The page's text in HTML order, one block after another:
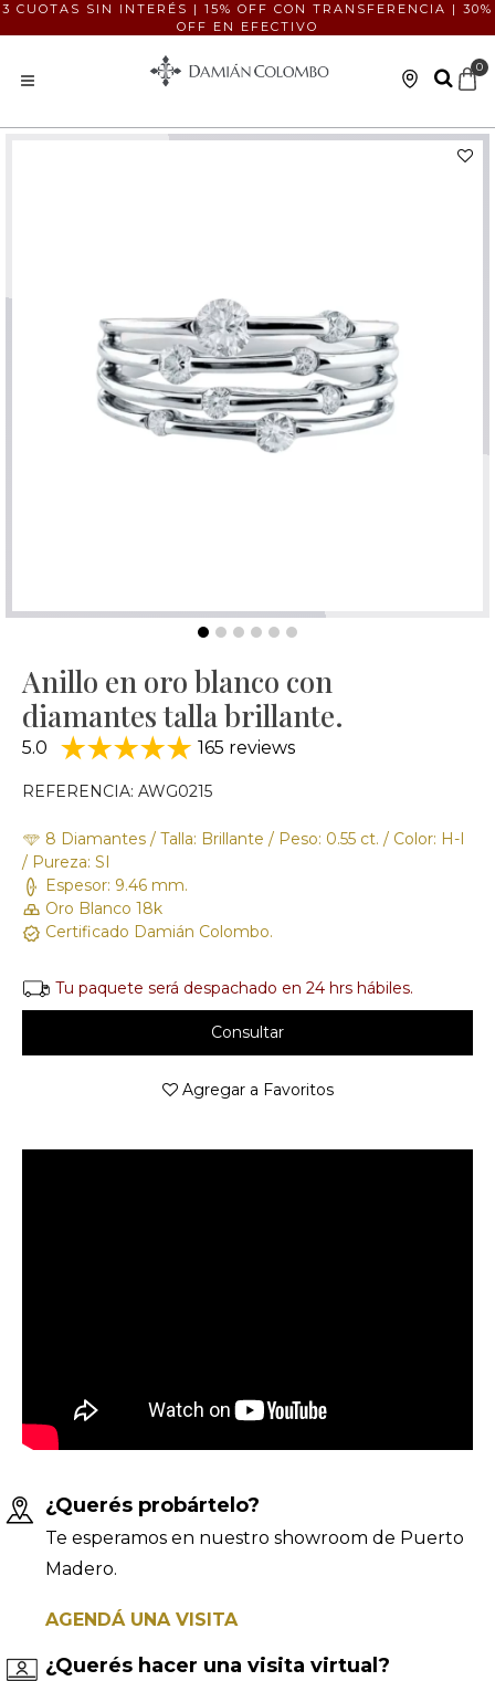
3 CUOTAS SIN INTERÉS | 15% OFF CON TRANSFERENCIA | 30%
OFF EN EFECTIVO
0
Anillo en oro blanco con
diamantes talla brillante.
5.0 165 reviews
REFERENCIA: AWG0215
8 Diamantes / Talla: Brillante / Peso: 0.55 ct. / Color: H-I
/ Pureza: SI
Espesor: 9.46 mm.
Oro Blanco 18k
Certificado Damián Colombo.
Tu paquete será despachado en 24 hrs hábiles.
Consultar
Agregar a Favoritos
¿Querés probártelo?
Te esperamos en nuestro showroom de Puerto
Madero.
AGENDÁ UNA VISITA
¿Querés hacer una visita virtual?